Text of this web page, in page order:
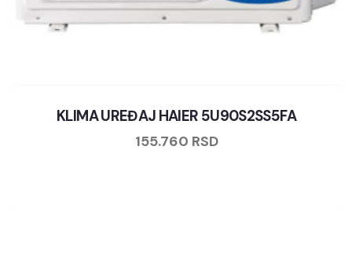
KLIMA UREĐAJ HAIER 5U90S2SS5FA
155.760 RSD